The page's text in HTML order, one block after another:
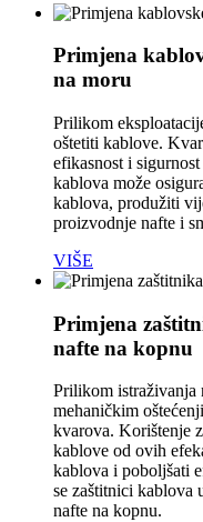
Primjena
na moru
Prilikom
oštetiti kablove.
efikasnost i
kablova može
kablova, produžiti
proizvodnje nafte i
VIŠE
Primjena
nafte na kopnu
Prilikom istraživanja
mehaničkim
kvarova. Korištenje
kablove od ovih
kablova i poboljšati
se zaštitnici kablova
nafte na kopnu.